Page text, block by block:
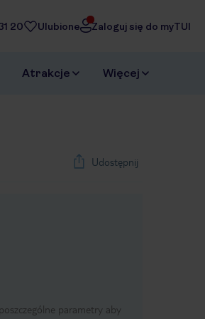
20 Ulubione Zaloguj się do myTUI
Atrakcje Więcej
Udostępnij
parametry aby
się w